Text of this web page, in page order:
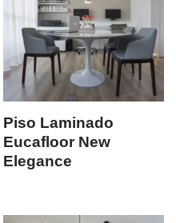
Piso Laminado
Eucafloor New
Elegance